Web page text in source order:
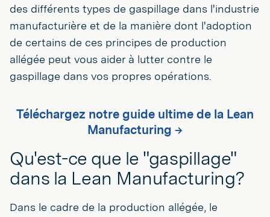
des différents types de gaspillage dans l'industrie
manufacturière et de la manière dont l'adoption
de certains de ces principes de production
allégée peut vous aider à lutter contre le
gaspillage dans vos propres opérations.
Téléchargez notre guide ultime de la Lean
Manufacturing →
Qu'est-ce que le "gaspillage"
dans la Lean Manufacturing?
Dans le cadre de la production allégée, le